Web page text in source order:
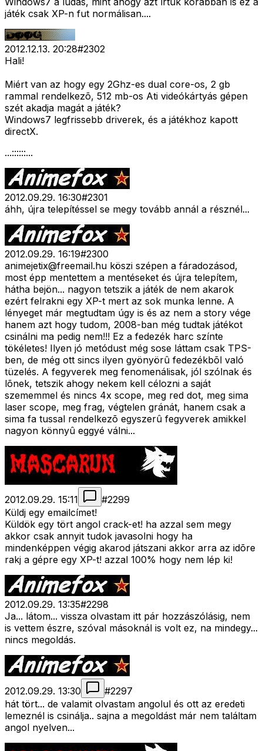
játék csak XP-n fut normálisan....
2012.12.13. 20:28#2302
Hali!
Miért van az hogy egy 2Ghz-es dual core-os, 2 gb
rammal rendelkezõ, 512 mb-os Ati videókártyás gépen
szét akadja magát a játék?
Windows7 legfrissebb driverek, és a játékhoz kapott
directX.
...::::::...
2012.09.29. 16:30#2301
áhh, újra telepítéssel se megy tovább annál a résznél...
2012.09.29. 16:19#2300
animejetix@freemail.hu köszi szépen a fáradozásod,
most épp mentettem a mentéseket és újra telepítem,
hátha bejön... nagyon tetszik a játék de nem akarok
ezért felrakni egy XP-t mert az sok munka lenne. A
lényeget már megtudtam úgy is és az nem a story vége
hanem azt hogy tudom, 2008-ban még tudtak játékot
csinálni ma pedig nem!!! Ez a fedezék harc színte
tökéletes! Ilyen jó metódust még sose láttam csak TPS-
ben, de még ott sincs ilyen gyönyörû fedezékbõl való
tüzelés. A fegyverek meg fenomenálisak, jól szólnak és
lõnek, tetszik ahogy nekem kell célozni a saját
szememmel és nincs 4x scope, meg red dot, meg sima
laser scope, meg frag, végtelen gránát, hanem csak a
sima fa tussal rendelkezõ egyszerû fegyverek amikkel
nagyon könnyû eggyé válni...
2012.09.29. 15:11 #2299
Küldj egy emailcímet!
Küldök egy tört angol crack-et! ha azzal sem megy
akkor csak annyit tudok javasolni hogy ha
mindenképpen végig akarod játszani akkor arra az idõre
rakj a gépre egy XP-t! azzal 100% hogy nem lép ki!
2012.09.29. 13:35#2298
Ja... látom... vissza olvastam itt pár hozzászólásig, nem
is vettem észre, szóval másoknál is volt ez, na mindegy...
nincs megoldás.
2012.09.29. 13:30 #2297
hát tört... de valamit olvastam angolul és ott az eredeti
lemeznél is csinálja.. sajna a megoldást már nem találtam
angol nyelven...